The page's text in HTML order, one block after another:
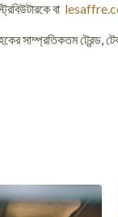
বা
সাম্প্রতিকতম ট্রেন্ড,